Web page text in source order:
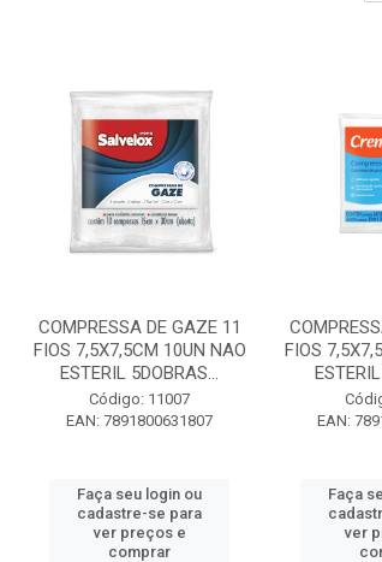
COMPRESSA DE GAZE 11
FIOS 7,5X7,5CM 10UN NAO
ESTERIL 5DOBRAS...
Código: 11007
EAN: 7891800631807
Faça seu login ou
cadastre-se para
ver preços e
comprar
FIOS
EAN:
Faça
ver